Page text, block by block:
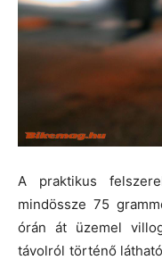
A praktikus
mindössze 75
órán át üzemel
távolról történő